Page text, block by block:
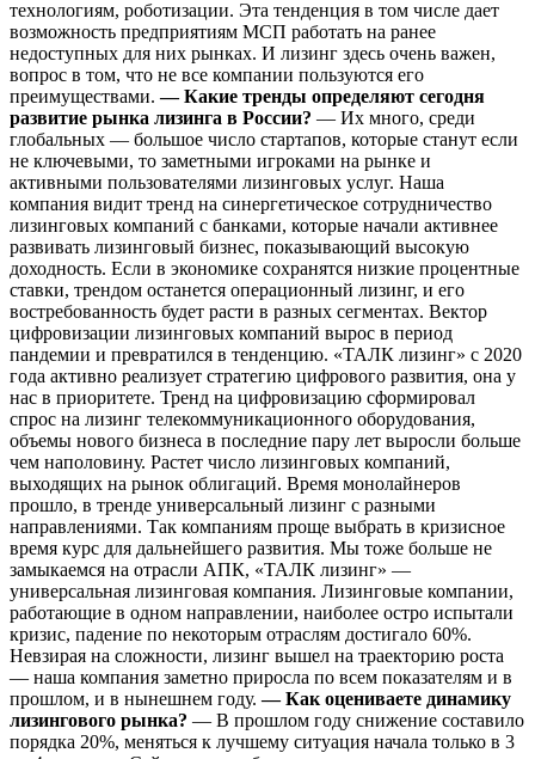
технологиям, роботизации. Эта тенденция в том числе дает
возможность предприятиям МСП работать на ранее
недоступных для них рынках. И лизинг здесь очень важен,
вопрос в том, что не все компании пользуются его
преимуществами.— Какие тренды определяют сегодня
развитие рынка лизинга в России? — Их много, среди
глобальных — большое число стартапов, которые станут если
не ключевыми, то заметными игроками на рынке и
активными пользователями лизинговых услуг. Наша
компания видит тренд на синергетическое сотрудничество
лизинговых компаний с банками, которые начали активнее
развивать лизинговый бизнес, показывающий высокую
доходность. Если в экономике сохранятся низкие процентные
ставки, трендом останется операционный лизинг, и его
востребованность будет расти в разных сегментах. Вектор
цифровизации лизинговых компаний вырос в период
пандемии и превратился в тенденцию. «ТАЛК лизинг» с 2020
года активно реализует стратегию цифрового развития, она у
нас в приоритете. Тренд на цифровизацию сформировал
спрос на лизинг телекоммуникационного оборудования,
объемы нового бизнеса в последние пару лет выросли больше
чем наполовину. Растет число лизинговых компаний,
выходящих на рынок облигаций. Время монолайнеров
прошло, в тренде универсальный лизинг с разными
направлениями. Так компаниям проще выбрать в кризисное
время курс для дальнейшего развития. Мы тоже больше не
замыкаемся на отрасли АПК, «ТАЛК лизинг» —
универсальная лизинговая компания. Лизинговые компании,
работающие в одном направлении, наиболее остро испытали
кризис, падение по некоторым отраслям достигало 60%.
Невзирая на сложности, лизинг вышел на траекторию роста
— наша компания заметно приросла по всем показателям и в
прошлом, и в нынешнем году.— Как оцениваете динамику
лизингового рынка? — В прошлом году снижение составило
порядка 20%, меняться к лучшему ситуация начала только в 3